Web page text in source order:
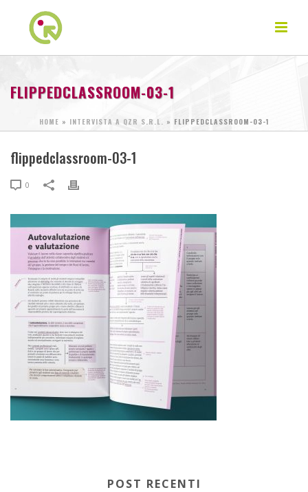
FLIPPEDCLASSROOM-03-1
HOME » INTERVISTA A QZR S.R.L. » FLIPPEDCLASSROOM-03-1
flippedclassroom-03-1
0
POST RECENTI